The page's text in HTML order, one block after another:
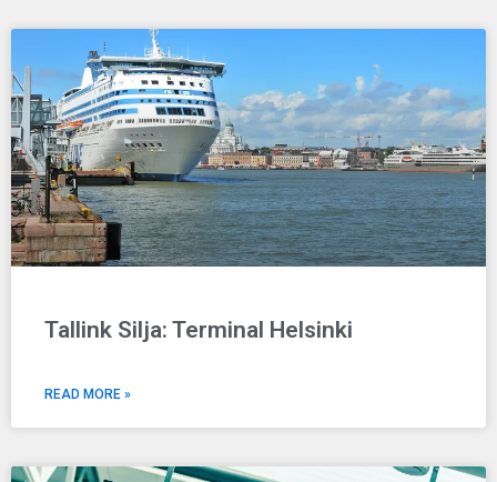
Tallink Silja: Terminal Helsinki
READ MORE »